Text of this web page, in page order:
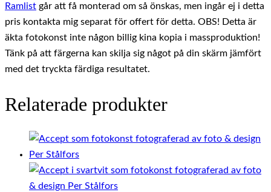
Ramlist går att få monterad om så önskas, men ingår ej i detta
pris kontakta mig separat för offert för detta. OBS! Detta är
äkta fotokonst inte någon billig kina kopia i massproduktion!
Tänk på att färgerna kan skilja sig något på din skärm jämfört
med det tryckta färdiga resultatet.
Relaterade produkter